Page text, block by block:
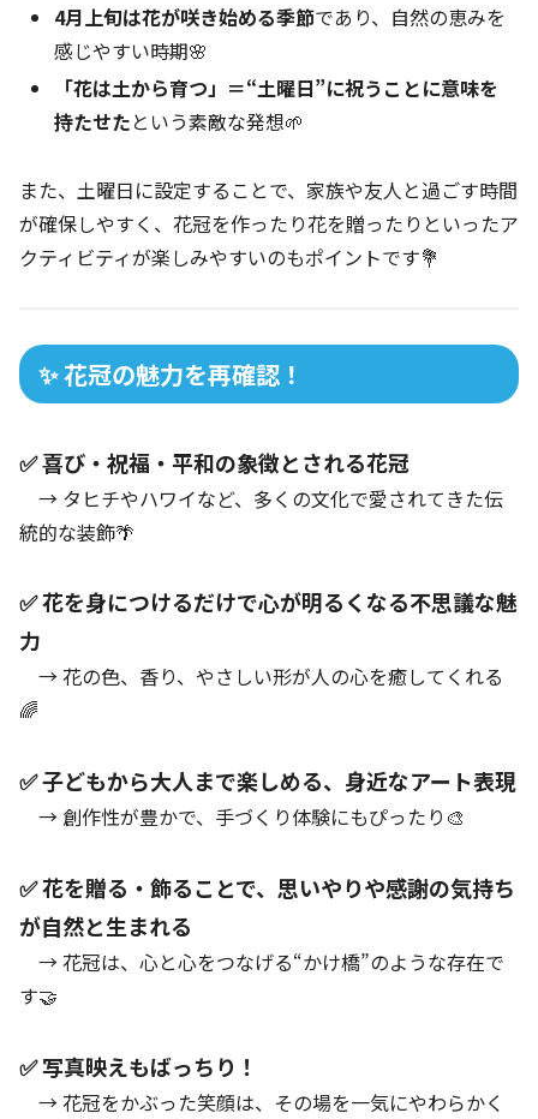
4月上旬は花が咲き始める季節であり、自然の恵みを
感じやすい時期🌸
「花は土から育つ」＝“土曜日”に祝うことに意味を
持たせたという素敵な発想🌱
また、土曜日に設定することで、家族や友人と過ごす時間
が確保しやすく、花冠を作ったり花を贈ったりといったア
クティビティが楽しみやすいのもポイントです💐
✨ 花冠の魅力を再確認！
✅ 喜び・祝福・平和の象徴とされる花冠
→ タヒチやハワイなど、多くの文化で愛されてきた伝
統的な装飾🌴
✅ 花を身につけるだけで心が明るくなる不思議な魅
力
→ 花の色、香り、やさしい形が人の心を癒してくれる
🌈
✅ 子どもから大人まで楽しめる、身近なアート表現
→ 創作性が豊かで、手づくり体験にもぴったり🎨
✅ 花を贈る・飾ることで、思いやりや感謝の気持ち
が自然と生まれる
→ 花冠は、心と心をつなげる“かけ橋”のような存在で
す🤝
✅ 写真映えもばっちり！
→ 花冠をかぶった笑顔は、その場を一気にやわらかく